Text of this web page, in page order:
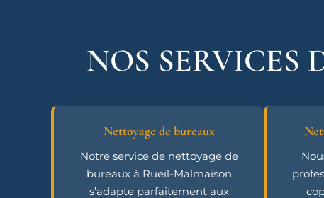
NOS SERVICES
Nettoyage de bureaux
Notre service de nettoyage de
bureaux à Rueil-Malmaison
s’adapte parfaitement aux